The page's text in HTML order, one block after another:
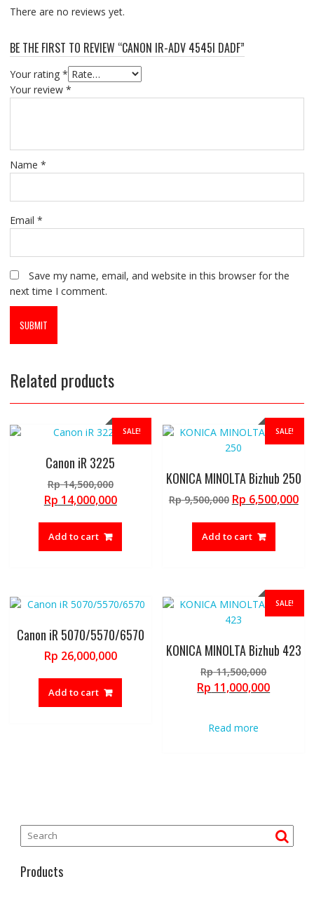
There are no reviews yet.
BE THE FIRST TO REVIEW “CANON IR-ADV 4545I DADF”
Your rating *
Your review *
Name *
Email *
Save my name, email, and website in this browser for the
next time I comment.
Related products
SALE!
Canon iR 3225
Rp14,500,000Original
price
Rp 14,500,000.
Rp 14,000,000Current
Add to cart
SALE!
KONICA MINOLTA Bizhub 250
Rp9,500,000 Original
was:
Rp 9,500,000.
Rp 6,500,000
Add to cart
Canon iR 5070/5570/6570
Rp 26,000,000
Add to cart
SALE!
KONICA MINOLTA Bizhub 423
Rp11,500,000Original
price
Rp 11,000,000Current
Read more
Products